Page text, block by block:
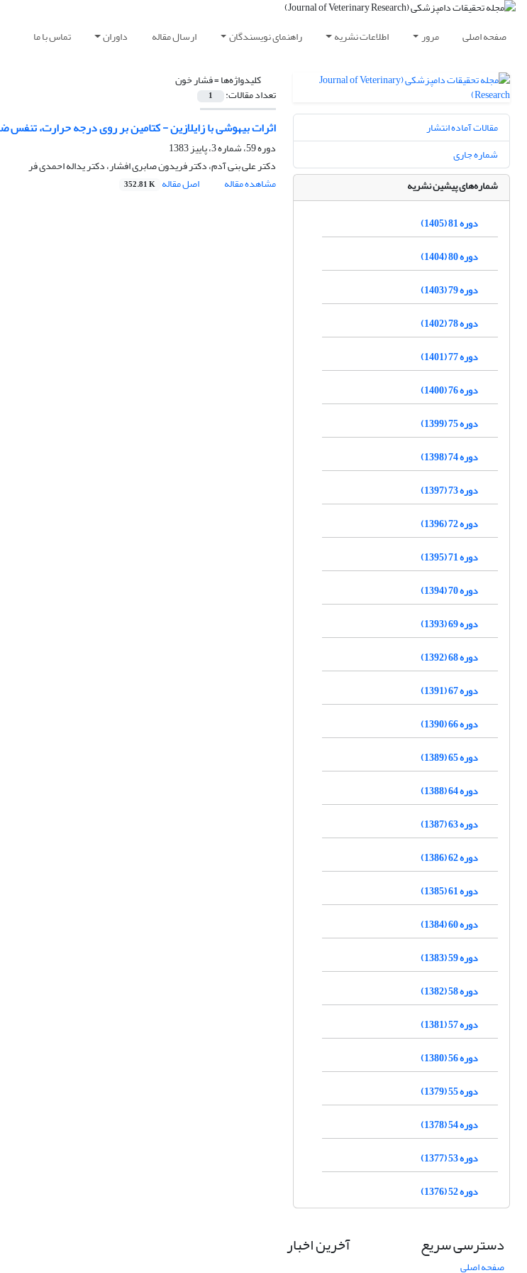
صفحه اصلی مرور اطلاعات نشریه راهنمای نویسندگان ارسال مقاله داوران تماس با ما
کلیدواژه‌ها =فشار خون
تعداد مقالات: 1
اثرات بیهوشی با زایلازین - کتامین بر روی درجه حرارت،
دوره 59، شماره 3، پاییز 1383
دکتر علی بنی آدم، دکتر فریدون صابری افشار، دکتر یداله احمدی فر
مشاهده مقاله
اصل مقاله 352.81 K
مقالات آماده انتشار
شماره جاری
شماره‌های پیشین نشریه
دوره 81 (1405)
دوره 80 (1404)
دوره 79 (1403)
دوره 78 (1402)
دوره 77 (1401)
دوره 76 (1400)
دوره 75 (1399)
دوره 74 (1398)
دوره 73 (1397)
دوره 72 (1396)
دوره 71 (1395)
دوره 70 (1394)
دوره 69 (1393)
دوره 68 (1392)
دوره 67 (1391)
دوره 66 (1390)
دوره 65 (1389)
دوره 64 (1388)
دوره 63 (1387)
دوره 62 (1386)
دوره 61 (1385)
دوره 60 (1384)
دوره 59 (1383)
دوره 58 (1382)
دوره 57 (1381)
دوره 56 (1380)
دوره 55 (1379)
دوره 54 (1378)
دوره 53 (1377)
دوره 52 (1376)
دسترسی سریع
صفحه اصلی
آخرین اخبار